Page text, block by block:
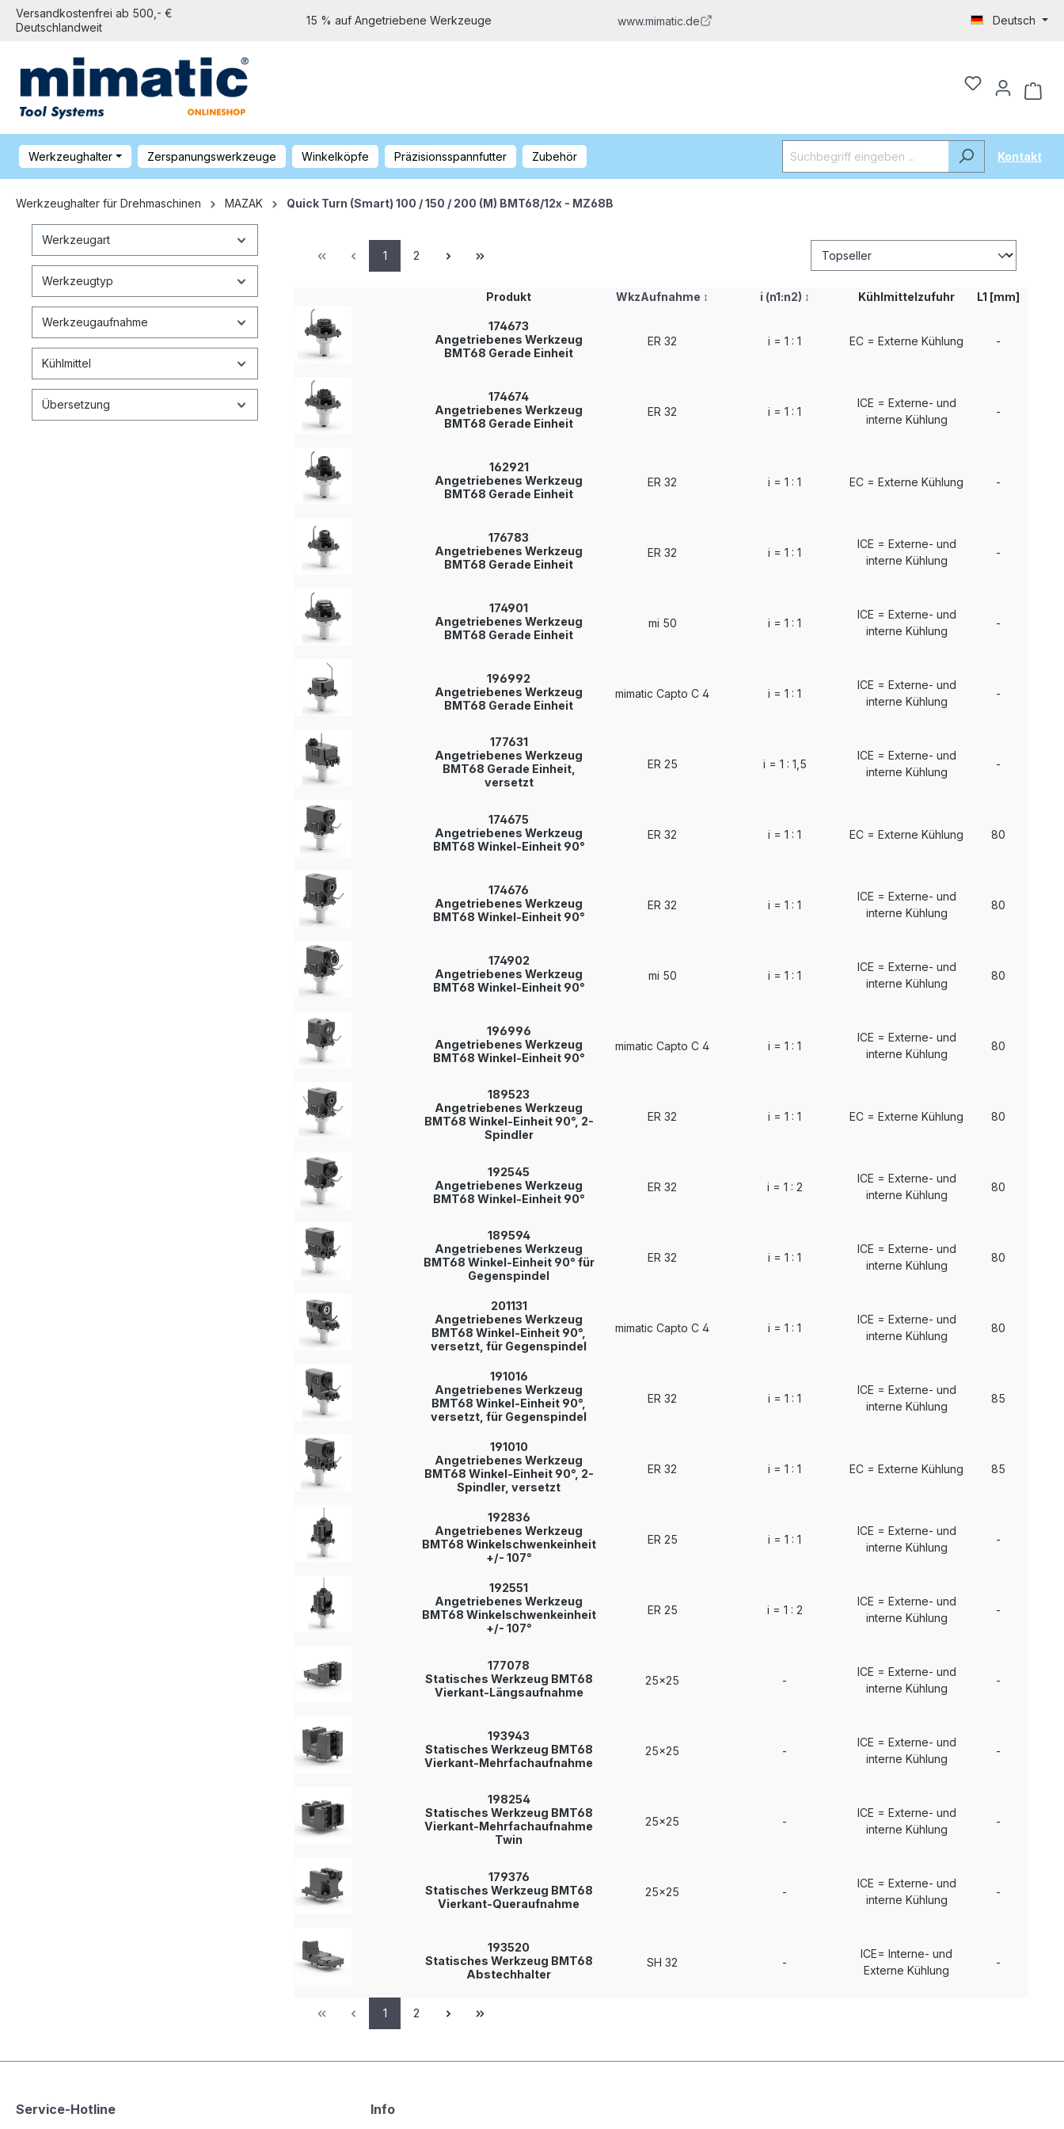
Versandkostenfrei ab 500,- €
Deutschlandweit
15 % auf Angetriebene Werkzeuge www.mimatic.de Deutsch
Werkzeughalter Zerspanungswerkzeuge Winkelköpfe Präzisionsspannfutter Zubehör Kontakt
Werkzeughalter für Drehmaschinen MAZAK Quick Turn (Smart) 100 / 150 / 200 (M) BMT68/12x - MZ68B
Werkzeugart
Werkzeugtyp
Werkzeugaufnahme
Kühlmittel
Übersetzung
1 2
Produkt WkzAufnahme ↕ i (n1:n2) ↕ Kühlmittelzufuhr L1 [mm]
174673
Angetriebenes Werkzeug
BMT68 Gerade Einheit
ER 32 i = 1 : 1 EC = Externe Kühlung -
174674
Angetriebenes Werkzeug
BMT68 Gerade Einheit
ER 32 i = 1 : 1
ICE = Externe- und
interne Kühlung
-
162921
Angetriebenes Werkzeug
BMT68 Gerade Einheit
ER 32 i = 1 : 1 EC = Externe Kühlung -
176783
Angetriebenes Werkzeug
BMT68 Gerade Einheit
ER 32 i = 1 : 1
ICE = Externe- und
interne Kühlung
-
174901
Angetriebenes Werkzeug
BMT68 Gerade Einheit
mi 50 i = 1 : 1
ICE = Externe- und
interne Kühlung
-
196992
Angetriebenes Werkzeug
BMT68 Gerade Einheit
mimatic Capto C 4 i = 1 : 1
ICE = Externe- und
interne Kühlung
-
177631
Angetriebenes Werkzeug
BMT68 Gerade Einheit,
versetzt
ER 25 i = 1 : 1,5
ICE = Externe- und
interne Kühlung
-
174675
Angetriebenes Werkzeug
BMT68 Winkel-Einheit 90°
ER 32 i = 1 : 1 EC = Externe Kühlung 80
174676
Angetriebenes Werkzeug
BMT68 Winkel-Einheit 90°
ER 32 i = 1 : 1
ICE = Externe- und
interne Kühlung
80
174902
Angetriebenes Werkzeug
BMT68 Winkel-Einheit 90°
mi 50 i = 1 : 1
ICE = Externe- und
interne Kühlung
80
196996
Angetriebenes Werkzeug
BMT68 Winkel-Einheit 90°
mimatic Capto C 4 i = 1 : 1
ICE = Externe- und
interne Kühlung
80
189523
Angetriebenes Werkzeug
BMT68 Winkel-Einheit 90°, 2-
Spindler
ER 32 i = 1 : 1 EC = Externe Kühlung 80
192545
Angetriebenes Werkzeug
BMT68 Winkel-Einheit 90°
ER 32 i = 1 : 2
ICE = Externe- und
interne Kühlung
80
189594
Angetriebenes Werkzeug
BMT68 Winkel-Einheit 90° für
Gegenspindel
ER 32 i = 1 : 1
ICE = Externe- und
interne Kühlung
80
201131
Angetriebenes Werkzeug
BMT68 Winkel-Einheit 90°,
versetzt, für Gegenspindel
mimatic Capto C 4 i = 1 : 1
ICE = Externe- und
interne Kühlung
80
191016
Angetriebenes Werkzeug
BMT68 Winkel-Einheit 90°,
versetzt, für Gegenspindel
ER 32 i = 1 : 1
ICE = Externe- und
interne Kühlung
85
191010
Angetriebenes Werkzeug
BMT68 Winkel-Einheit 90°, 2-
Spindler, versetzt
ER 32 i = 1 : 1 EC = Externe Kühlung 85
192836
Angetriebenes Werkzeug
BMT68 Winkelschwenkeinheit
+/- 107°
ER 25 i = 1 : 1
ICE = Externe- und
interne Kühlung
-
192551
Angetriebenes Werkzeug
BMT68 Winkelschwenkeinheit
+/- 107°
ER 25 i = 1 : 2
ICE = Externe- und
interne Kühlung
-
177078
Statisches Werkzeug BMT68
Vierkant-Längsaufnahme
25x25 -
ICE = Externe- und
interne Kühlung
-
193943
Statisches Werkzeug BMT68
Vierkant-Mehrfachaufnahme
25x25 -
ICE = Externe- und
interne Kühlung
-
198254
Statisches Werkzeug BMT68
Vierkant-Mehrfachaufnahme
Twin
25x25 -
ICE = Externe- und
interne Kühlung
-
179376
Statisches Werkzeug BMT68
Vierkant-Queraufnahme
25x25 -
ICE = Externe- und
interne Kühlung
-
193520
Statisches Werkzeug BMT68
Abstechhalter
SH 32 -
ICE= Interne- und
Externe Kühlung
-
1 2
Service-Hotline Info